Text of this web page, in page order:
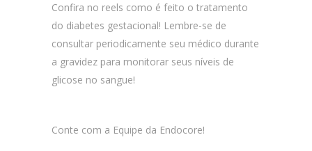
Confira no reels como é feito o tratamento
do diabetes gestacional! Lembre-se de
consultar periodicamente seu médico durante
a gravidez para monitorar seus níveis de
glicose no sangue!
Conte com a Equipe da Endocore!